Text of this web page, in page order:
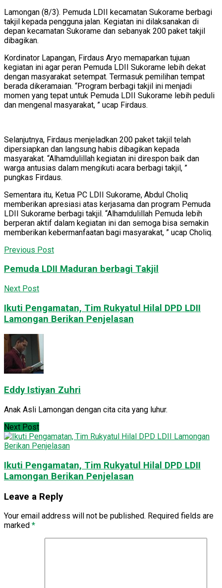
Lamongan (8/3). Pemuda LDII kecamatan Sukorame berbagi
takjil kepada pengguna jalan. Kegiatan ini dilaksanakan di
depan kecamatan Sukorame dan sebanyak 200 paket takjil
dibagikan.
Kordinator Lapangan, Firdaus Aryo memaparkan tujuan
kegiatan ini agar peran Pemuda LDII Sukorame lebih dekat
dengan masyarakat setempat. Termasuk pemilihan tempat
berada dikeramaian. “Program berbagi takjil ini menjadi
momen yang tepat untuk Pemuda LDII Sukorame lebih peduli
dan mengenal masyarakat, ” ucap Firdaus.
Selanjutnya, Firdaus menjeladkan 200 paket takjil telah
dipersiapkan dan langsung habis dibagikan kepada
masyarakat. “Alhamdulillah kegiatan ini direspon baik dan
warga antusias dalam mengikuti acara berbagi takjil, ”
pungkas Firdaus.
Sementara itu, Ketua PC LDII Sukorame, Abdul Choliq
memberikan apresiasi atas kerjasama dan program Pemuda
LDII Sukorame berbagi takjil. “Alhamdulillah Pemuda lebih
berperan aktif dalam kegiatan ini dan semoga bisa semakin
memberikan kebermanfaatan bagi masyarakat, ” ucap Choliq.
Previous Post
Pemuda LDII Maduran berbagi Takjil
Next Post
Ikuti Pengamatan, Tim Rukyatul Hilal DPD LDII
Lamongan Berikan Penjelasan
Eddy Istiyan Zuhri
Anak Asli Lamongan dengan cita cita yang luhur.
Next Post
Ikuti Pengamatan, Tim Rukyatul Hilal DPD LDII
Lamongan Berikan Penjelasan
Leave a Reply
Your email address will not be published. Required fields are
marked *